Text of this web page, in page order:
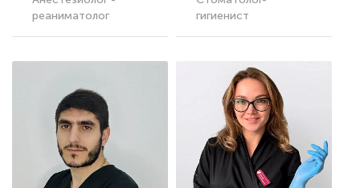
реаниматолог
гигиенист